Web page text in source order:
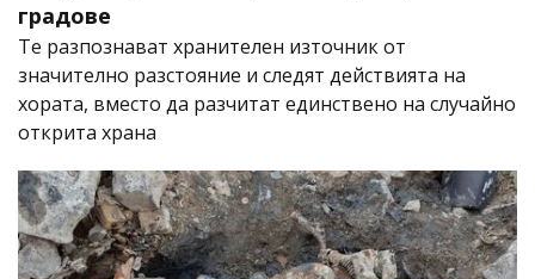
градове
Те разпознават хранителен източник от
значително разстояние и следят действията на
хората, вместо да разчитат единствено на случайно
открита храна